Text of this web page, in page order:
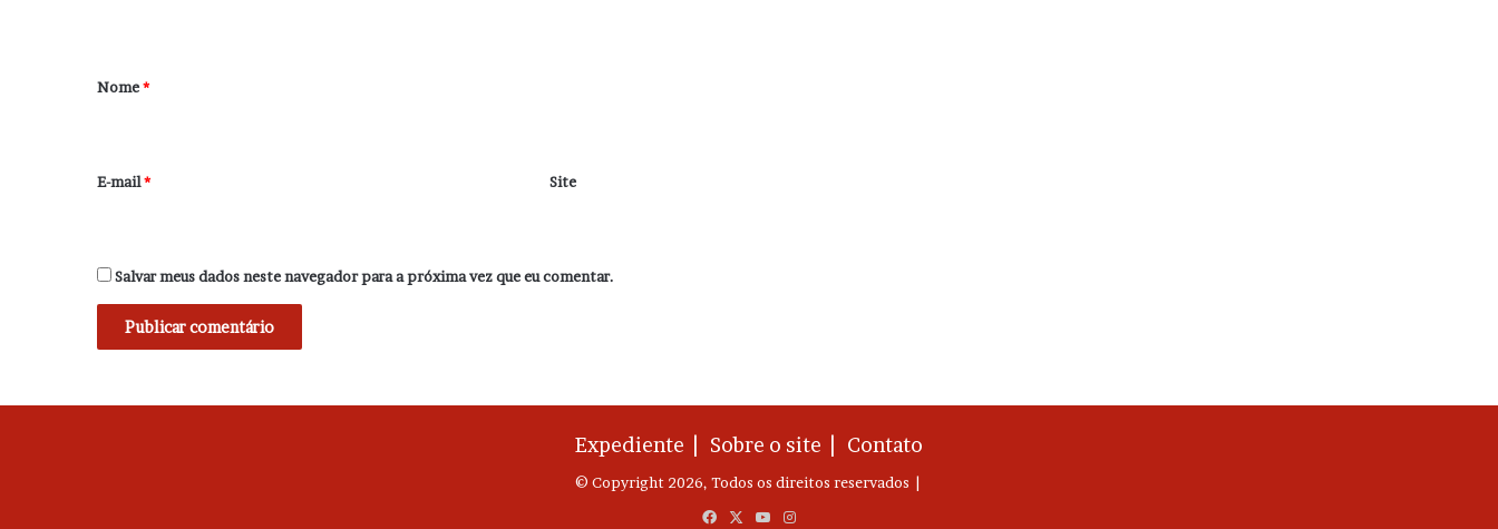
r
*
Nome*
E-mail* Site
Salvar meus dados neste navegador para a próxima vez que eu comentar.
Expediente | Sobre o site | Contato
© Copyright 2026, Todos os direitos reservados |
FacebookYouTubeInstagram